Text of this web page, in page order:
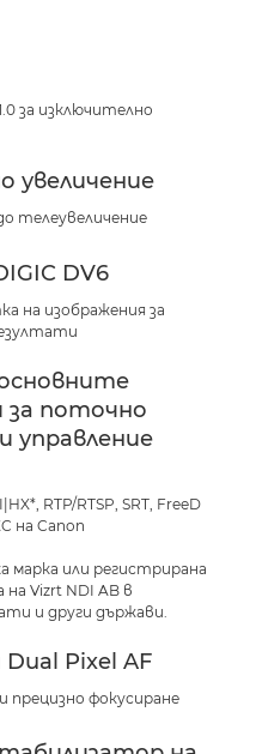
за изключително
увеличение
телеувеличение
DV6
на изображения за
за поточно
управление
RTP/RTSP, SRT, FreeD
на Canon
марка или регистрирана
Vizrt NDI AB в
и други държави.
Dual Pixel AF
прецизно фокусиране